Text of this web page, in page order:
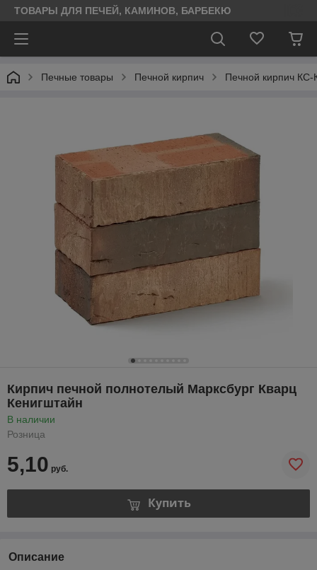
ТОВАРЫ ДЛЯ ПЕЧЕЙ, КАМИНОВ, БАРБЕКЮ
Печные товары Печной кирпич Печной кирпич КС-
Кирпич печной полнотелый Марксбург Кварц
Кенигштайн
В наличии
Розница
5,10 руб.
Купить
Описание